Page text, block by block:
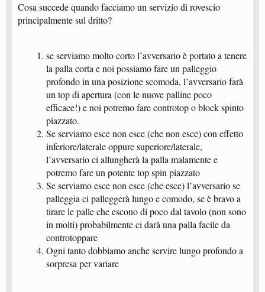
Cosa succede quando facciamo un servizio di rovescio
principalmente sul dritto?
se serviamo molto corto l’avversario è portato a tenere
la palla corta e noi possiamo fare un palleggio
profondo in una posizione scomoda, l’avversario farà
un top di apertura (con le nuove palline poco
efficace!) e noi potremo fare controtop o block spinto
piazzato.
Se serviamo esce non esce (che non esce) con effetto
inferiore/laterale oppure superiore/laterale,
l’avversario ci allungherà la palla malamente e
potremo fare un potente top spin piazzato
Se serviamo esce non esce (che esce) l’avversario se
palleggia ci palleggerà lungo e comodo, se è bravo a
tirare le palle che escono di poco dal tavolo (non sono
in molti) probabilmente ci darà una palla facile da
controtoppare
Ogni tanto dobbiamo anche servire lungo profondo a
sorpresa per variare